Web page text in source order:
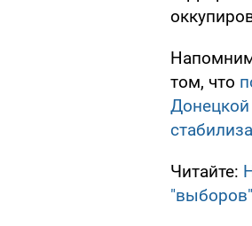
том, что
Донецкой
Читайте: